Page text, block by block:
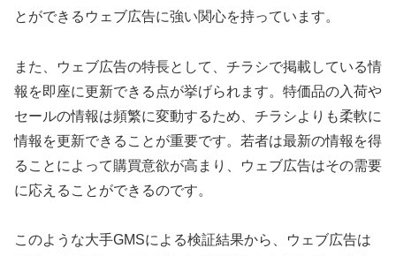
とができるウェブ広告に強い関心を持っています。
また、ウェブ広告の特長として、チラシで掲載している情
報を即座に更新できる点が挙げられます。特価品の入荷や
セールの情報は頻繁に変動するため、チラシよりも柔軟に
情報を更新できることが重要です。若者は最新の情報を得
ることによって購買意欲が高まり、ウェブ広告はその需要
に応えることができるのです。
このような大手GMSによる検証結果から、ウェブ広告は